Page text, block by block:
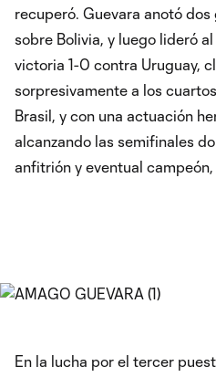
recuperó. Guevara anotó
sobre Bolivia, y luego lideró
victoria 1-0 contra Uruguay,
sorpresivamente a los
Brasil, y con una actuación
alcanzando las semifinales
anfitrión y eventual
En la lucha por el tercer